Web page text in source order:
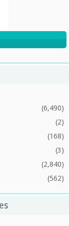
(6,490)
(2)
(168)
(3)
(2,840)
(562)